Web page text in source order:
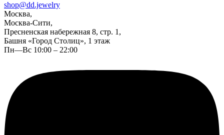
shop@dd.jewelry
Москва,
Москва-Сити,
Пресненская набережная 8, стр. 1,
Башня «Город Столиц», 1 этаж
Пн—Вс 10:00 – 22:00